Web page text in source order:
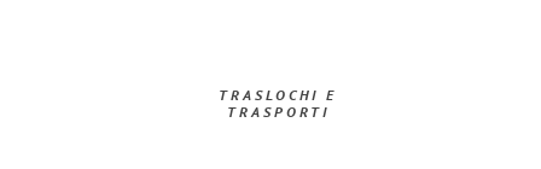
TRASLOCHI E
TRASPORTI​